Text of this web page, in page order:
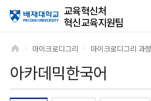
교육혁신처
혁신교육지원팀
아카데믹한국어
마이크로디그리 마이크로디그리 과정